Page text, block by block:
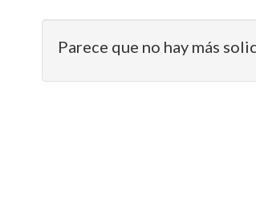
Parece que no hay más